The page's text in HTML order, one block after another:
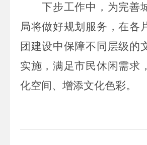
下步工作中，为完善
局将做好规划服务，在各
团建设中保障不同层级的
实施，满足市民休闲需求
化空间、增添文化色彩。